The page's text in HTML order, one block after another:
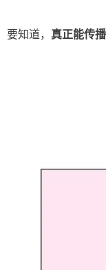
要知道， 真正能传